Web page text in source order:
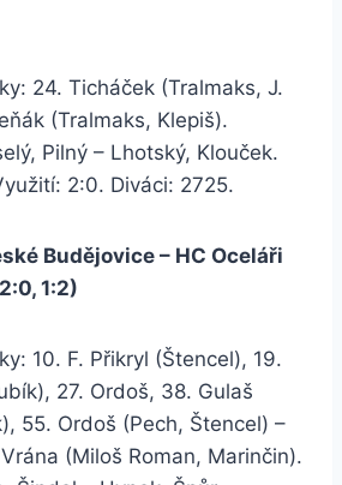
24. Ticháček (Tralmaks, J.
(Tralmaks, Klepiš).
Pilný – Lhotský, Klouček.
2:0. Diváci: 2725.
Budějovice – HC Oceláři
1:2)
10. F. Přikryl (Štencel), 19.
27. Ordoš, 38. Gulaš
55. Ordoš (Pech, Štencel) –
(Miloš Roman, Marinčin).